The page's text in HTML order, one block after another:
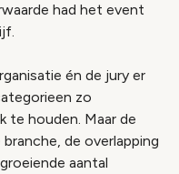
had het event
én de jury er
zo
te houden. Maar de
de overlapping
aantal